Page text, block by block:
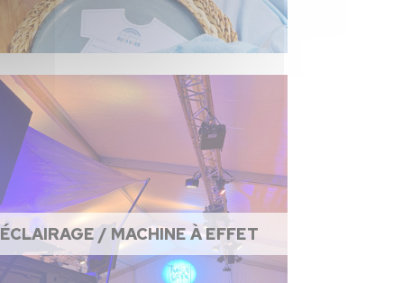
ÉCLAIRAGE / MACHINE À EFFET